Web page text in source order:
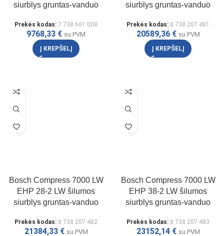
siurblys gruntas-vanduo
Prekės kodas: 7 738 601 008
9768,33 € su PVM
Į KREPŠELĮ
siurblys gruntas-vanduo
Prekės kodas: 8 738 207 481
20589,36 € su PVM
Į KREPŠELĮ
Bosch Compress 7000 LW
EHP 28-2 LW šilumos
siurblys gruntas-vanduo
Prekės kodas: 8 738 207 482
21384,33 € su PVM
Bosch Compress 7000 LW
EHP 38-2 LW šilumos
siurblys gruntas-vanduo
Prekės kodas: 8 738 207 483
23152,14 € su PVM